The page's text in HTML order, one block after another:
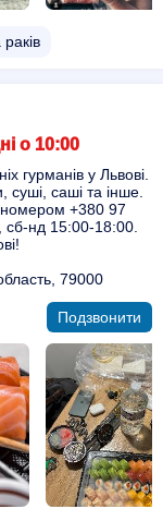
о 10:00
гурманів у Львові.
суші, саші та інше.
+380 97
нд 15:00-18:00.
79000
Подзвонити